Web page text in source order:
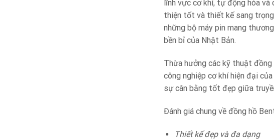
lĩnh vực cơ khí, tự động hóa
thiện tốt và thiết kế sang
những bộ máy pin mang
bền bỉ của Nhật Bản.
Thừa hưởng các kỹ thuật
công nghiệp cơ khí hiện đại
sự cân bằng tốt đẹp giữa
Đánh giá chung về đồng hồ
Thiết kế đẹp và đa dạng